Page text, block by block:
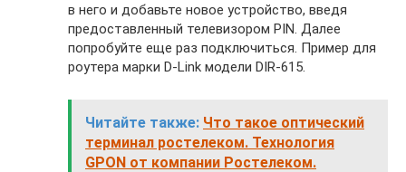
в него и добавьте новое устройство, введя
предоставленный телевизором PIN. Далее
попробуйте еще раз подключиться. Пример для
роутера марки D-Link модели DIR-615.
Читайте также: Что такое оптический
терминал ростелеком. Технология
GPON от компании Ростелеком.